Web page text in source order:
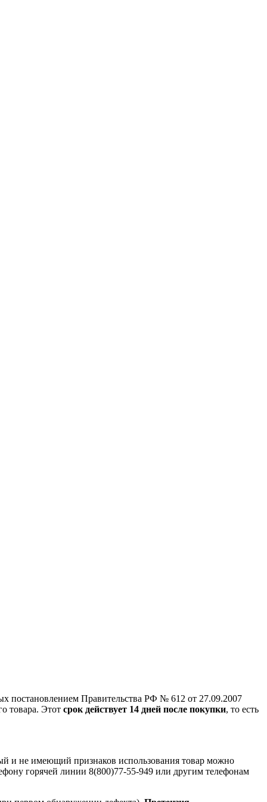
постановлением Правительства РФ № 612 от 27.09.2007
товара. Этот срок действует 14 дней после покупки, то есть
и не имеющий признаков использования товар можно
горячей линии 8(800)77-55-949 или другим телефонам